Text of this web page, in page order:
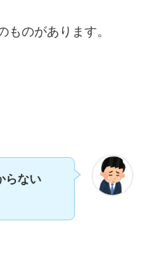
ものがあります。
らない